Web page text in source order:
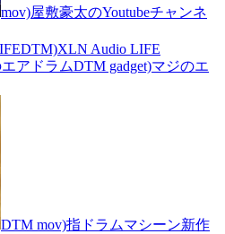
mov)屋敷豪太のYoutubeチャンネ
DTM)XLN Audio LIFE
DTM gadget)マジのエ
DTM mov)指ドラムマシーン新作